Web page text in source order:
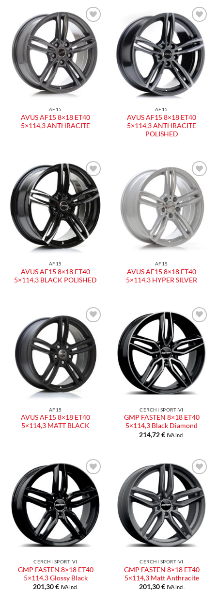
Aggiungi
alla lista
dei
desideri
AF15
AVUS AF15 8×18 ET40
5×114,3 ANTHRACITE
Aggiungi
alla lista
dei
desideri
AF15
AVUS AF15 8×18 ET40
5×114,3 ANTHRACITE
POLISHED
Aggiungi
alla lista
dei
desideri
AF15
AVUS AF15 8×18 ET40
5×114,3 BLACK POLISHED
Aggiungi
alla lista
dei
desideri
AF15
AVUS AF15 8×18 ET40
5×114,3 HYPER SILVER
Aggiungi
alla lista
dei
desideri
AF15
AVUS AF15 8×18 ET40
5×114,3 MATT BLACK
Aggiungi
alla lista
dei
desideri
CERCHI SPORTIVI
GMP FASTEN 8×18 ET40
5×114,3 Black Diamond
214,72€ IVA incl.
Aggiungi
alla lista
dei
desideri
CERCHI SPORTIVI
GMP FASTEN 8×18 ET40
5×114,3 Glossy Black
201,30€ IVA incl.
Aggiungi
alla lista
dei
desideri
CERCHI SPORTIVI
GMP FASTEN 8×18 ET40
5×114,3 Matt Anthracite
201,30€ IVA incl.